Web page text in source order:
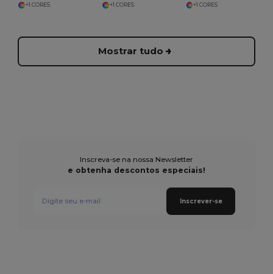
+1 CORES
+1 CORES
+1 CORES
Mostrar tudo
Inscreva-se na nossa Newsletter
e obtenha descontos especiais!
Inscrever-se